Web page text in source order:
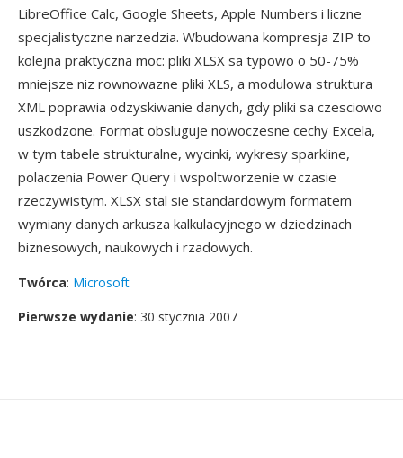
LibreOffice Calc, Google Sheets, Apple Numbers i liczne
specjalistyczne narzedzia. Wbudowana kompresja ZIP to
kolejna praktyczna moc: pliki XLSX sa typowo o 50-75%
mniejsze niz rownowazne pliki XLS, a modulowa struktura
XML poprawia odzyskiwanie danych, gdy pliki sa czesciowo
uszkodzone. Format obsluguje nowoczesne cechy Excela,
w tym tabele strukturalne, wycinki, wykresy sparkline,
polaczenia Power Query i wspoltworzenie w czasie
rzeczywistym. XLSX stal sie standardowym formatem
wymiany danych arkusza kalkulacyjnego w dziedzinach
biznesowych, naukowych i rzadowych.
Twórca: Microsoft
Pierwsze wydanie: 30 stycznia 2007